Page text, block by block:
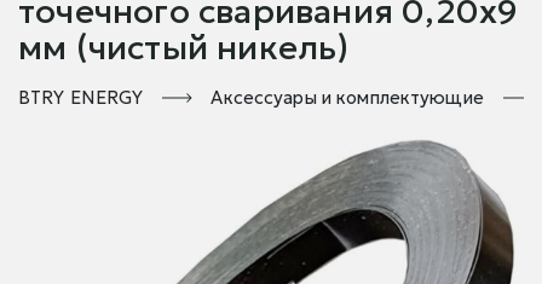
точечного сваривания 0,20х9
мм (чистый никель)
BTRY ENERGY Аксессуары и комплектующие